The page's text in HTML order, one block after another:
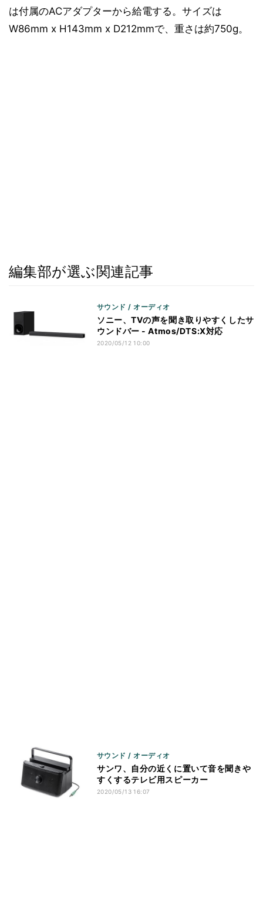
は付属のACアダプターから給電する。サイズは
W86mm x H143mm x D212mmで、重さは約750g。
編集部が選ぶ関連記事
サウンド / オーディオ
ソニー、TVの声を聞き取りやすくしたサ
ウンドバー - Atmos/DTS:X対応
2020/05/12 10:00
サウンド / オーディオ
サンワ、自分の近くに置いて音を聞きや
すくするテレビ用スピーカー
2020/05/13 16:07